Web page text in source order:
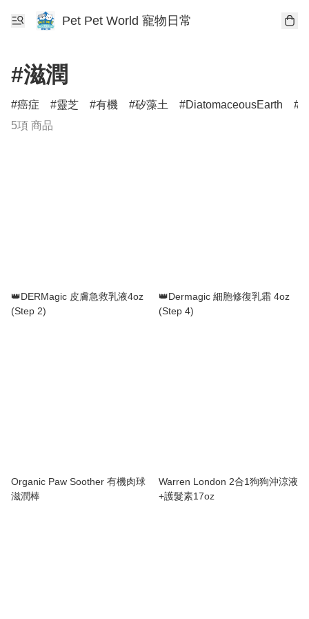
Pet Pet World 寵物日常
#滋潤
癌症 靈芝 有機 矽藻土 DiatomaceousEarth
5項 商品
👑DERMagic 皮膚急救乳液4oz
(Step 2)
👑Dermagic 細胞修復乳霜 4oz
(Step 4)
Organic Paw Soother 有機肉球
滋潤棒
Warren London 2合1狗狗沖涼液
+護髮素17oz